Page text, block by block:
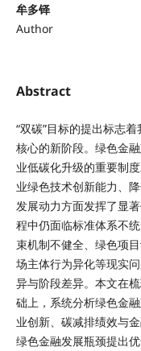
牟多铎
Author
Abstract
“双碳”目标的提出标志
核心的新阶段。绿色金
业低碳化升级的重要制
业绿色技术创新能力、
发展动力方面发挥了显
程中仍面临标准体系不
束机制不健全、绿色项
场主体行为异化等现实
异与阶段差异。本文在
础上，系统分析绿色金
业创新、碳减排绩效与
绿色金融发展瓶颈提出